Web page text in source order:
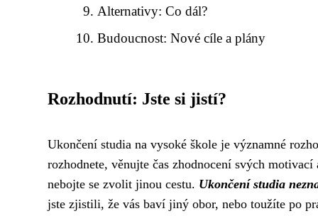
Alternativy: Co dál?
Budoucnost: Nové cíle a plány
Rozhodnutí: Jste si jistí?
Ukončení studia na vysoké škole je významné
rozhodnete, věnujte čas zhodnocení svých
nebojte se zvolit jinou cestu. Ukončení studia
jste zjistili, že vás baví jiný obor, nebo toužíte po